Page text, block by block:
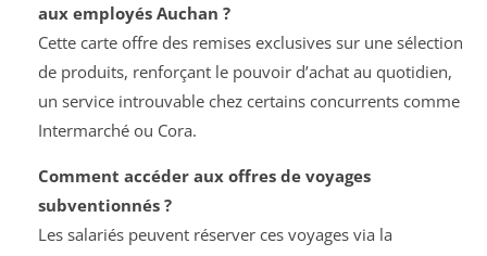
aux employés Auchan ?
Cette carte offre des remises exclusives sur une sélection
de produits, renforçant le pouvoir d’achat au quotidien,
un service introuvable chez certains concurrents comme
Intermarché ou Cora.
Comment accéder aux offres de voyages
subventionnés ?
Les salariés peuvent réserver ces voyages via la